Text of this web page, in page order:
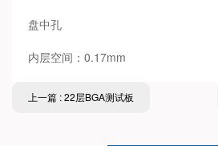
盘中孔
内层空间：0.17mm
上一篇 : 22层BGA测试板